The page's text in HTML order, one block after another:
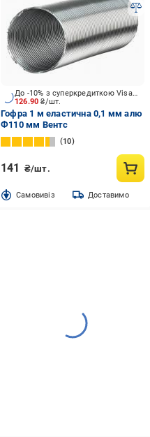
126.90₴/шт.
До -10% з суперкредиткою Visa Вигода
Гофра 1 м еластична 0,1 мм алю
Ф110 мм Вентс
10
141 ₴/шт.
Cамовивіз Доставимо